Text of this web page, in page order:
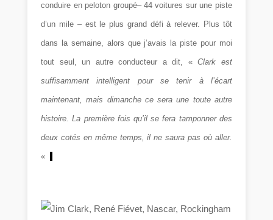
conduire en peloton groupé– 44 voitures sur une piste
d’un mile – est le plus grand défi à relever. Plus tôt
dans la semaine, alors que j’avais la piste pour moi
tout seul, un autre conducteur a dit, «Clark est
suffisamment intelligent pour se tenir à l’écart
maintenant, mais dimanche ce sera une toute autre
histoire. La première fois qu’il se fera tamponner des
deux cotés en même temps, il ne saura pas où aller.
«